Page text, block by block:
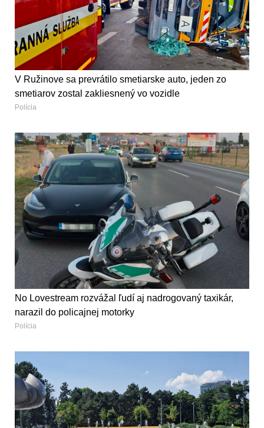
V Ružinove sa prevrátilo smetiarske auto, jeden zo
smetiarov zostal zakliesnený vo vozidle
Polícia
No Lovestream rozvážal ľudí aj nadrogovaný taxikár,
narazil do policajnej motorky
Polícia